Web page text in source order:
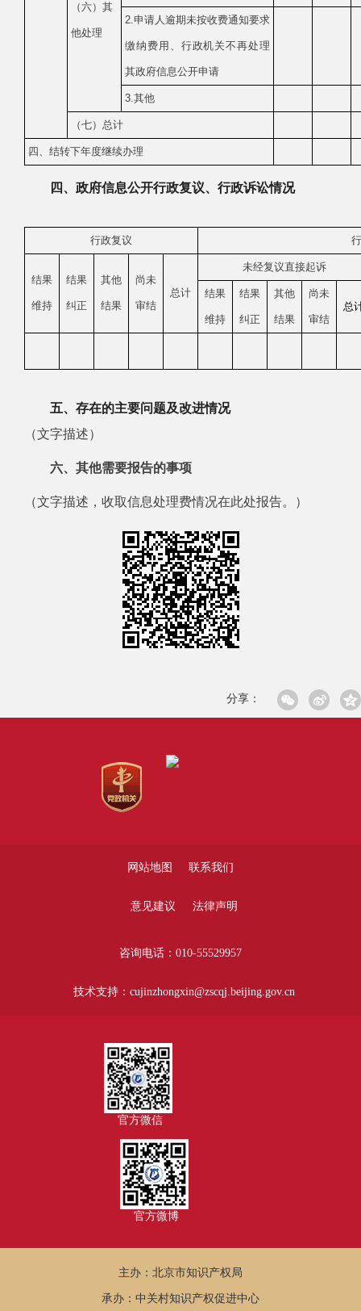
（六）其
他处理
2.申请人逾期未按收费通知要求
缴纳费用、行政机关不再处理
其政府信息公开申请
3.其他
（七）总计
四、结转下年度继续办理
四、政府信息公开行政复议、行政诉讼情况
行政复议
结果
维持
结果
纠正
其他
结果
尚未
审结
总计
未经复议直接起诉
结果
维持
结果
纠正
其他
结果
尚未
审结
总
五、存在的主要问题及改进情况
（文字描述）
六、其他需要报告的事项
（文字描述，收取信息处理费情况在此处报告。）
分享：
网站地图 联系我们
意见建议 法律声明
咨询电话：010-55529957
技术支持：cujinzhongxin@zscqj.beijing.gov.cn
官方微信
官方微博
主办：北京市知识产权局
承办：中关村知识产权促进中心